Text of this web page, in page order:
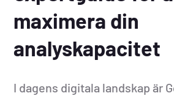
maximera din
analyskapacitet
I dagens digitala landskap är